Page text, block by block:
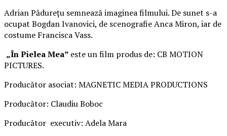
Adrian Pădurețu semnează imaginea filmului. De sunet s-a
ocupat Bogdan Ivanovici, de scenografie Anca Miron, iar de
costume Francisca Vass.
„În Pielea Mea” este un film produs de: CB MOTION
PICTURES.
Producător asociat: MAGNETIC MEDIA PRODUCTIONS
Producător: Claudiu Boboc
Producător executiv: Adela Mara